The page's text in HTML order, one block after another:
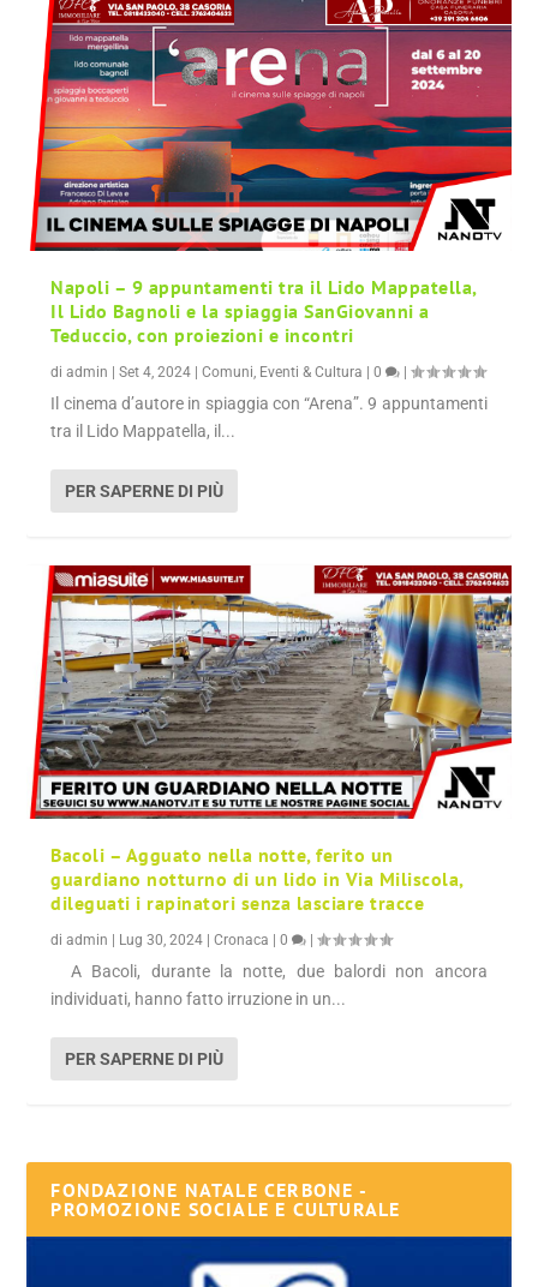
Napoli – 9 appuntamenti tra il Lido Mappatella,
Il Lido Bagnoli e la spiaggia SanGiovanni a
Teduccio, con proiezioni e incontri
diadmin |Set 4, 2024 |Comuni, Eventi & Cultura |0 |
Il cinema d’autore in spiaggia con “Arena”. 9 appuntamenti
tra il Lido Mappatella, il...
PER SAPERNE DI PIÙ
Bacoli – Agguato nella notte, ferito un
guardiano notturno di un lido in Via Miliscola,
dileguati i rapinatori senza lasciare tracce
diadmin | Lug 30, 2024 |Cronaca |0 |
A Bacoli, durante la notte, due balordi non ancora
individuati, hanno fatto irruzione in un...
PER SAPERNE DI PIÙ
FONDAZIONE NATALE CERBONE -
PROMOZIONE SOCIALE E CULTURALE